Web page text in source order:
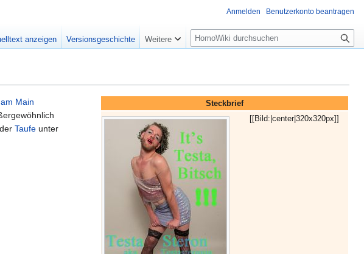
Steckbrief
[[Bild: |center|320x320px]]
Main
Taufe unter
Anmelden Benutzerkonto beantragen
anzeigen Versionsgeschichte Weitere
Suche